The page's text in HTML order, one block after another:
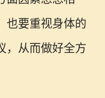
也要重视身体的
，从而做好全方